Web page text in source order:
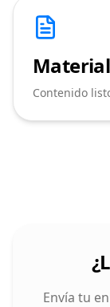
Contenido
Envía tu